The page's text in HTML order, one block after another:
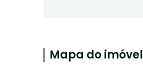
Mapa do imóvel